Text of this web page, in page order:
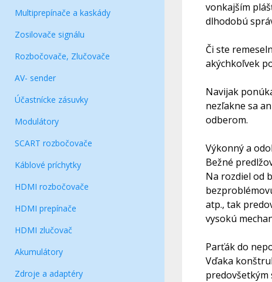
Multiprepínače a kaskády
Zosilovače signálu
Rozbočovače, Zlučovače
AV- sender
Účastnícke zásuvky
Modulátory
SCART rozbočovače
Káblové príchytky
HDMI rozbočovače
HDMI prepínače
HDMI zlučovač
Akumulátory
Zdroje a adaptéry
vonkajším
dlhodobú
Či ste
akýchkoľvek
Navijak
nezľakne sa
odberom.
Výkonný a
Bežné
Na rozdiel od
atp., tak
vysokú
Parťák do
Vďaka
predovšetkým